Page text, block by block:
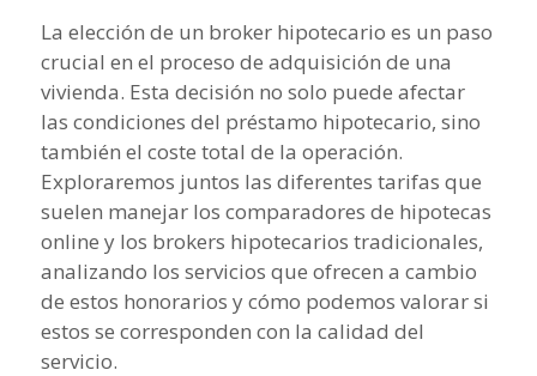
La elección de un broker hipotecario es un paso
crucial en el proceso de adquisición de una
vivienda. Esta decisión no solo puede afectar
las condiciones del préstamo hipotecario, sino
también el coste total de la operación.
Exploraremos juntos las diferentes tarifas que
suelen manejar los comparadores de hipotecas
online y los brokers hipotecarios tradicionales,
analizando los servicios que ofrecen a cambio
de estos honorarios y cómo podemos valorar si
estos se corresponden con la calidad del
servicio.